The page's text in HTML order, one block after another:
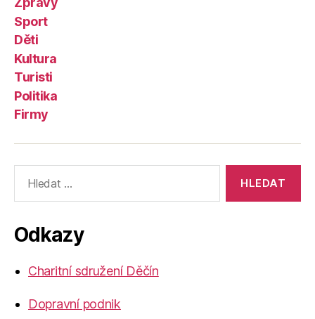
Sport
Děti
Kultura
Turisti
Politika
Firmy
vyhledávání:
Odkazy
Charitní sdružení Děčín
Dopravní podnik